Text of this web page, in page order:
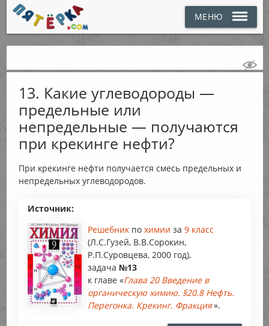
МЕНЮ
13. Какие углеводороды —
предельные или
непредельные — получаются
при крекинге нефти?
При крекинге нефти получается смесь предельных и
непредельных углеводородов.
Источник:
Решебник по химии за 9 класс
(Л.С.Гузей, В.В.Сорокин,
Р.П.Суровцева, 2000 год),
задача №13
к главе «Глава 20 Введение в
органическую химию. §20.8 Нефть.
Перегонка. Крекинг. Фракция».